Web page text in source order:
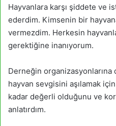
Hayvanlara karşı şiddete ve
ederdim. Kimsenin bir
vermezdim. Herkesin
gerektiğine inanıyorum.
Derneğin organizasyonlarına
hayvan sevgisini aşılamak için
kadar değerli olduğunu ve
anlatırdım.